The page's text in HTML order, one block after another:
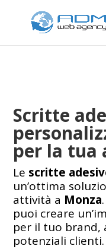
Scritte
per la
Le scritte
un’ottima
attività a Monza
puoi creare
per il tuo brand,
potenziali clienti.